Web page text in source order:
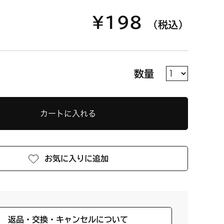
¥198 （税込）
数量
カートに入れる
お気に入りに追加
返品・交換・キャンセルについて